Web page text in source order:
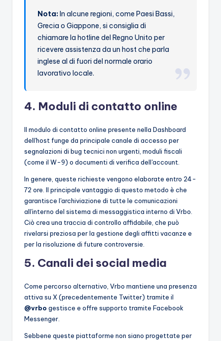
Nota:In alcune regioni, come Paesi Bassi,
Grecia o Giappone, si consiglia di
chiamare la hotline del Regno Unito per
ricevere assistenza da un host che parla
inglese al di fuori del normale orario
lavorativo locale.
4. Moduli di contatto online
Il modulo di contatto online presente nella Dashboard
dell'host funge da principale canale di accesso per
segnalazioni di bug tecnici non urgenti, moduli fiscali
(come il W-9) o documenti di verifica dell'account.
In genere, queste richieste vengono elaborate entro 24-
72 ore. Il principale vantaggio di questo metodo è che
garantisce l'archiviazione di tutte le comunicazioni
all'interno del sistema di messaggistica interno di Vrbo.
Ciò crea una traccia di controllo affidabile, che può
rivelarsi preziosa per la gestione degli affitti vacanze e
per la risoluzione di future controversie.
5. Canali dei social media
Come percorso alternativo, Vrbo mantiene una presenza
attiva su X (precedentemente Twitter) tramite il
@vrbo gestisce e offre supporto tramite Facebook
Messenger.
Sebbene queste piattaforme non siano progettate per